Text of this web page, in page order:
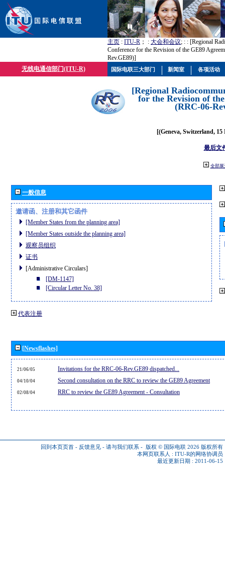
主页 : ITU-R ； : 大会和会议; : : [Regional
Conference for the Revision of the GE89
Rev.GE89)]
无线电通信部门(ITU-R)
[Regional
for the Revision of
(RRC-06-
[(Geneva, Switzerland, 15
最后文
全部展
一般信息
邀请函、注册和其它函件
[Member States from the planning area]
[Member States outside the planning area]
观察员组织
证书
[Administrative Circulars]
[DM-1147]
[Circular Letter No. 38]
代表注册
[Newsflashes]
21/06/05 Invitations for the RRC-06-Rev.GE89 dispatched...
04/10/04 Second consultation on the RRC to review the GE89 Agreement
02/08/04 RRC to review the GE89 Agreement - Consultation
回到本页页首 - 反馈意见 - 请与我们联系 - 版权 © 国际电联 2026 版权所有
本网页联系人 : ITU-R的网络协调员
最近更新日期 : 2011-06-15
国际电联三大部门 新闻室 各项活动